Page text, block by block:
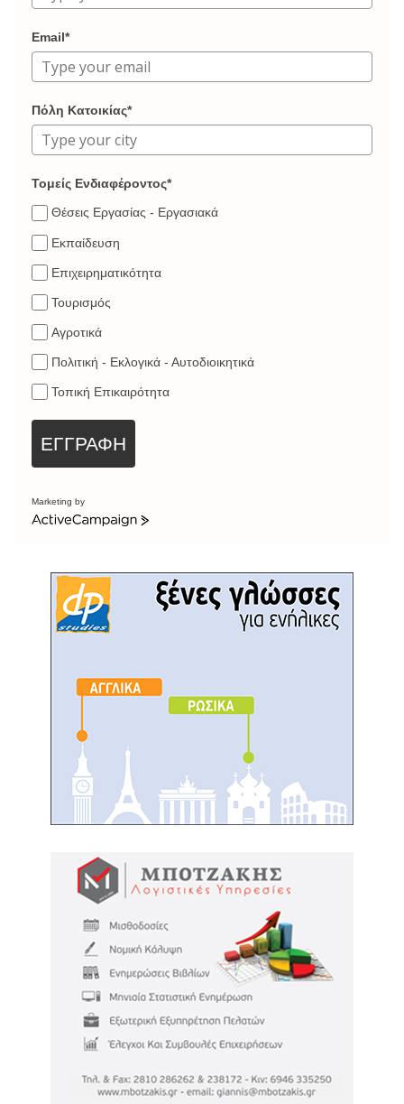
Email*
Πόλη Κατοικίας*
Τομείς Ενδιαφέροντος*
Θέσεις Εργασίας - Εργασιακά
Εκπαίδευση
Επιχειρηματικότητα
Τουρισμός
Αγροτικά
Πολιτική - Εκλογικά - Αυτοδιοικητικά
Τοπική Επικαιρότητα
ΕΓΓΡΑΦΗ
Marketing by